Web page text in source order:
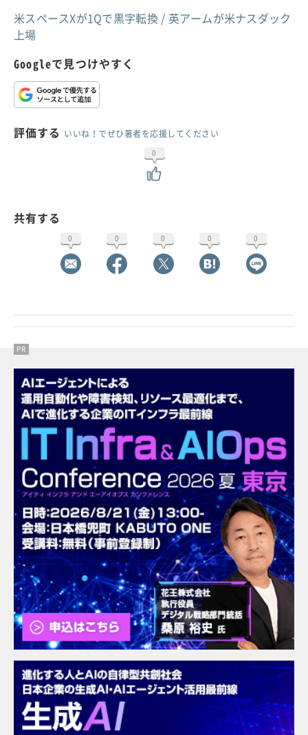
米スペースXが1Qで黒字転換 / 英アームが米ナスダック
上場
Googleで見つけやすく
評価する いいね！でぜひ著者を応援してください
0
共有する
0 0 0 0 0
PR
PR
PR